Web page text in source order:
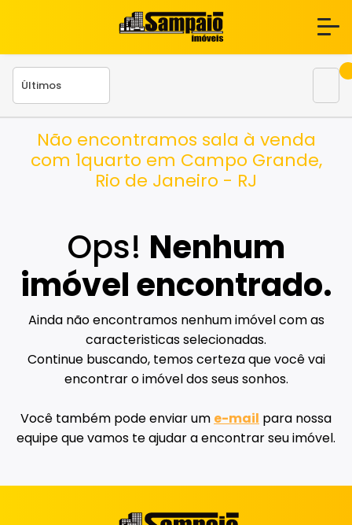
Não encontramos sala à venda
com 1quarto em Campo Grande,
Rio de Janeiro - RJ
Ops! Nenhum
imóvel encontrado.
Ainda não encontramos nenhum imóvel com as
caracteristicas selecionadas.
Continue buscando, temos certeza que você vai
encontrar o imóvel dos seus sonhos.
Você também pode enviar um e-mail para nossa
equipe que vamos te ajudar a encontrar seu imóvel.